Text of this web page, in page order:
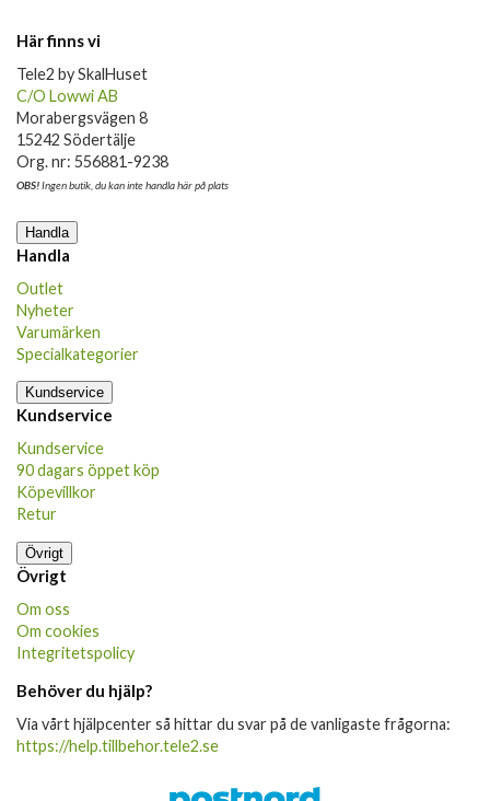
Här finns vi
Tele2 by SkalHuset
C/O Lowwi AB
Morabergsvägen 8
15242 Södertälje
Org. nr: 556881-9238
OBS!Ingen butik, du kan inte handla här på plats
Handla
Handla
Outlet
Nyheter
Varumärken
Specialkategorier
Kundservice
Kundservice
Kundservice
90 dagars öppet köp
Köpevillkor
Retur
Övrigt
Övrigt
Om oss
Om cookies
Integritetspolicy
Behöver du hjälp?
Via vårt hjälpcenter så hittar du svar på de vanligaste frågorna:
https://help.tillbehor.tele2.se